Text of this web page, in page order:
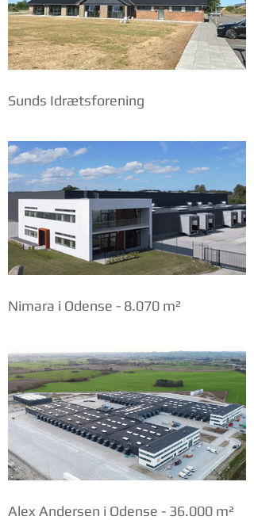
Sunds Idrætsforening
Nimara i Odense - 8.070 m²
Alex Andersen i Odense - 36.000 m²